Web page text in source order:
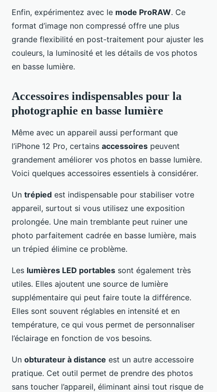
Enfin, expérimentez avec le mode ProRAW. Ce
format d’image non compressé offre une plus
grande flexibilité en post-traitement pour ajuster les
couleurs, la luminosité et les détails de vos photos
en basse lumière.
Accessoires indispensables pour la
photographie en basse lumière
Même avec un appareil aussi performant que
l’iPhone 12 Pro, certains accessoires peuvent
grandement améliorer vos photos en basse lumière.
Voici quelques accessoires essentiels à considérer.
Un trépied est indispensable pour stabiliser votre
appareil, surtout si vous utilisez une exposition
prolongée. Une main tremblante peut ruiner une
photo parfaitement cadrée en basse lumière, mais
un trépied élimine ce problème.
Les lumières LED portables sont également très
utiles. Elles ajoutent une source de lumière
supplémentaire qui peut faire toute la différence.
Elles sont souvent réglables en intensité et en
température, ce qui vous permet de personnaliser
l’éclairage en fonction de vos besoins.
Un obturateur à distance est un autre accessoire
pratique. Cet outil permet de prendre des photos
sans toucher l’appareil, éliminant ainsi tout risque de